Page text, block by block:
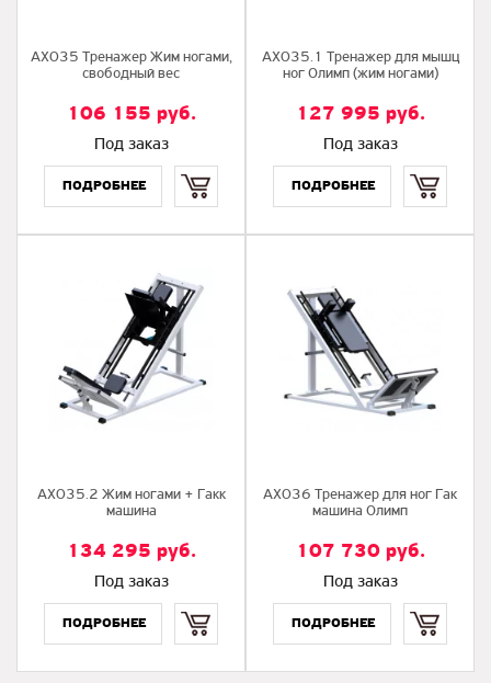
AX035 Тренажер Жим ногами,
свободный вес
106 155 руб.
Под заказ
AX035.1 Тренажер для мышц
ног Олимп (жим ногами)
127 995 руб.
Под заказ
AX035.2 Жим ногами + Гакк
машина
134 295 руб.
Под заказ
AX036 Тренажер для ног Гак
машина Олимп
107 730руб.
Под заказ